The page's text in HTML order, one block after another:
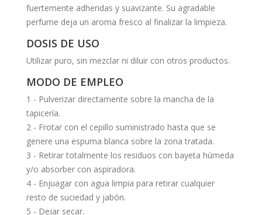
fuertemente adheridas y suavizante. Su agradable
perfume deja un aroma fresco al finalizar la limpieza.
DOSIS DE USO
Utilizar puro, sin mezclar ni diluir con otros productos.
MODO DE EMPLEO
1 - Pulverizar directamente sobre la mancha de la
tapicería.
2 - Frotar con el cepillo suministrado hasta que se
genere una espuma blanca sobre la zona tratada.
3 - Retirar totalmente los residuos con bayeta húmeda
y/o absorber con aspiradora.
4 - Enjuagar con agua limpia para retirar cualquier
resto de suciedad y jabón.
5 - Dejar secar.